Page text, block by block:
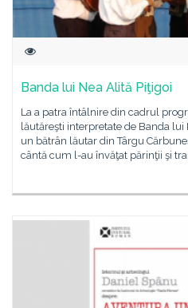
Banda lui Nea Alită Piţigoi
La a patra întâlnire din cadrul
lăutăreşti interpretate de Banda lui
un bătrân lăutar din Târgu
cântă cum l-au învăţat părinţii şi